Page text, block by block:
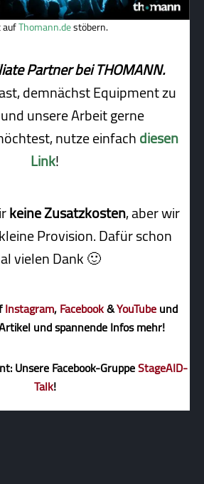
aufThomann.destöbern.
Partner bei THOMANN.
demnächst Equipment zu
unsere Arbeit gerne
nutze einfachdiesen
Link!
keine Zusatzkosten, aber wir
Pro­vi­sion. Dafür schon
vielen Dank 🙂
Instagram,Facebook&YouTubeund
und spannende Infos mehr!
Unsere Facebook-GruppeStageAID-
Talk!